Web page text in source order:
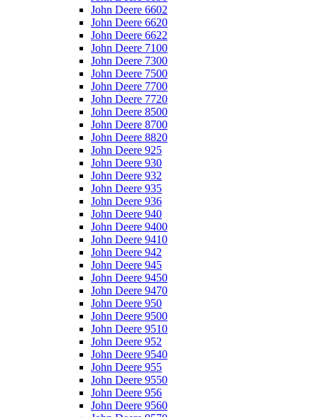
John Deere 6602
John Deere 6620
John Deere 6622
John Deere 7100
John Deere 7300
John Deere 7500
John Deere 7700
John Deere 7720
John Deere 8500
John Deere 8700
John Deere 8820
John Deere 925
John Deere 930
John Deere 932
John Deere 935
John Deere 936
John Deere 940
John Deere 9400
John Deere 9410
John Deere 942
John Deere 945
John Deere 9450
John Deere 9470
John Deere 950
John Deere 9500
John Deere 9510
John Deere 952
John Deere 9540
John Deere 955
John Deere 9550
John Deere 956
John Deere 9560